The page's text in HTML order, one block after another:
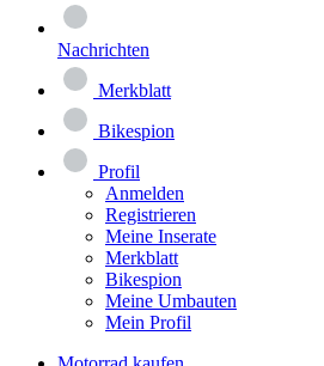
Nachrichten
Merkblatt
Bikespion
Profil
Anmelden
Registrieren
Meine Inserate
Merkblatt
Bikespion
Meine Umbauten
Mein Profil